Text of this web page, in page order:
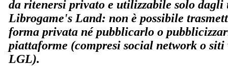
da ritenersi privato e utilizzabile solo
Librogame's Land: non è possibile
forma privata né pubblicarlo o
piattaforme (compresi social network o
LGL).